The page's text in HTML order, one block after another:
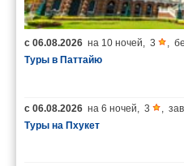
с 06.08.2026 на 10 ночей 3
Туры в Паттайю
с 06.08.2026 на 6 ночей 3
Туры на Пхукет